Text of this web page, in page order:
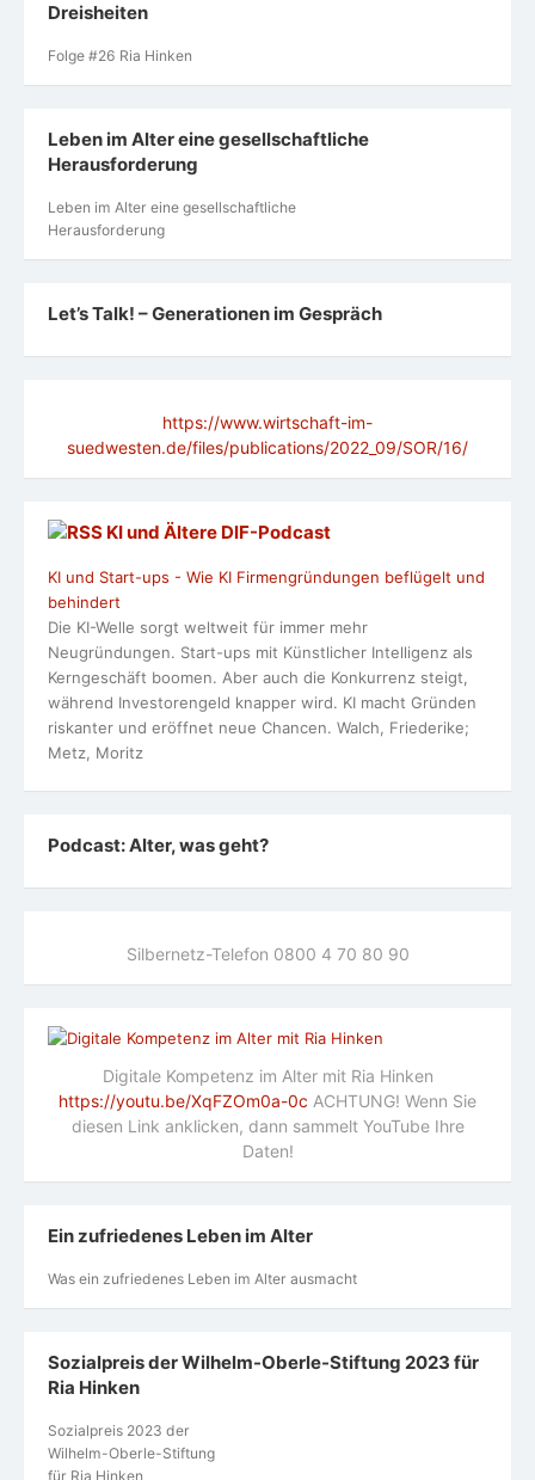
Dreisheiten
Folge #26 Ria Hinken
Leben im Alter eine gesellschaftliche
Herausforderung
Leben im Alter eine gesellschaftliche
Herausforderung
Let’s Talk! – Generationen im Gespräch
https://www.wirtschaft-im-
suedwesten.de/files/publications/2022_09/SOR/16/
KI und Ältere DlF-Podcast
KI und Start-ups - Wie KI Firmengründungen beflügelt und
behindert
Die KI-Welle sorgt weltweit für immer mehr
Neugründungen. Start-ups mit Künstlicher Intelligenz als
Kerngeschäft boomen. Aber auch die Konkurrenz steigt,
während Investorengeld knapper wird. KI macht Gründen
riskanter und eröffnet neue Chancen. Walch, Friederike;
Metz, Moritz
Podcast: Alter, was geht?
Silbernetz-Telefon 0800 4 70 80 90
Digitale Kompetenz im Alter mit Ria Hinken
https://youtu.be/XqFZOm0a-0c ACHTUNG! Wenn Sie
diesen Link anklicken, dann sammelt YouTube Ihre
Daten!
Ein zufriedenes Leben im Alter
Was ein zufriedenes Leben im Alter ausmacht
Sozialpreis der Wilhelm-Oberle-Stiftung 2023 für
Ria Hinken
Sozialpreis 2023 der
Wilhelm-Oberle-Stiftung
für Ria Hinken